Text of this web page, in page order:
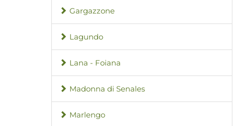
Gargazzone
Lagundo
Lana - Foiana
Madonna di Senales
Marlengo